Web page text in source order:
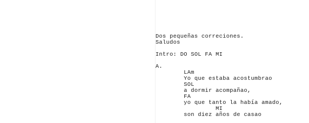
Dos pequeñas correciones.
Saludos
Intro: DO SOL FA MI
A.
        LAm
        Yo que estaba acostumbrao
        SOL
        a dormir acompañao,
        FA
        yo que tanto la había amado,
                 MI
        son diez años de casao